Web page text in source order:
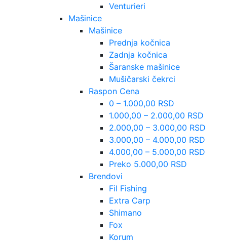
Venturieri
Mašinice
Mašinice
Prednja kočnica
Zadnja kočnica
Šaranske mašinice
Mušičarski čekrci
Raspon Cena
0 – 1.000,00 RSD
1.000,00 – 2.000,00 RSD
2.000,00 – 3.000,00 RSD
3.000,00 – 4.000,00 RSD
4.000,00 – 5.000,00 RSD
Preko 5.000,00 RSD
Brendovi
Fil Fishing
Extra Carp
Shimano
Fox
Korum